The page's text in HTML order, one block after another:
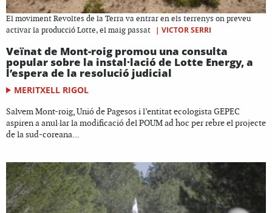
El moviment Revoltes de la Terra va entrar en els terrenys on preveu
activar la producció Lotte, el maig passat
| VICTOR SERRI
Veïnat de Mont-roig promou una consulta
popular sobre la instal·lació de Lotte Energy, a
l’espera de la resolució judicial
MERITXELL RIGOL
Salvem Mont-roig, Unió de Pagesos i l’entitat ecologista GEPEC
aspiren a anul·lar la modificació del POUM ad hoc per rebre el projecte
de la sud-coreana...